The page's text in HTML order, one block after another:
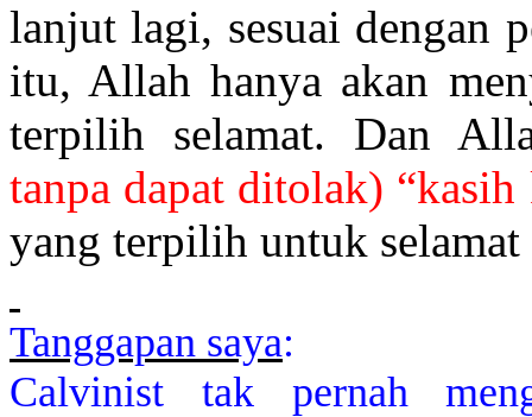
lanjut lagi, sesuai dengan
itu, Allah hanya akan
terpilih selamat. Dan
tanpa dapat ditolak) “kasih
yang terpilih untuk
Tanggapan saya:
Calvinist tak pernah